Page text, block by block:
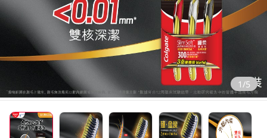
1/5